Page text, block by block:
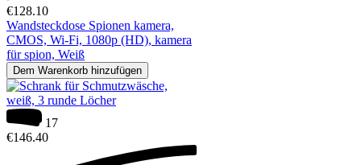
€128.10
Wandsteckdose Spionen kamera,
CMOS, Wi-Fi, 1080p (HD), kamera
für spion, Weiß
Dem Warenkorb hinzufügen
17
€146.40